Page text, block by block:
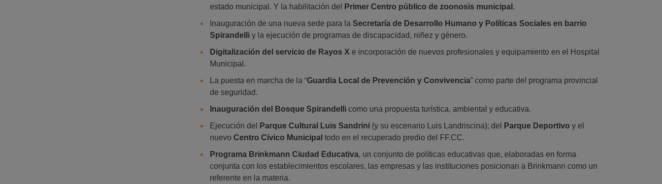
estado municipal. Y la habilitación del
Primer Centro público de zoonosis municipal .
Inauguración de una nueva sede para la Secretaría de Desarrollo Humano y Políticas Sociales en barrio
Spirandelli y la ejecución de programas de discapacidad, niñez y género.
Digitalización del servicio de Rayos X e incorporación de nuevos profesionales y equipamiento en el Hospital
Municipal.
La puesta en marcha de la “Guardia Local de Prevención y Convivencia” como parte del programa provincial
de seguridad.
Inauguración del Bosque Spirandelli como una propuesta turística, ambiental y educativa.
Ejecución del
Parque Cultural Luis Sandrini (y su escenario Luis Landriscina); del Parque Deportivo y el
nuevo Centro Cívico Municipal todo en el recuperado predio del FF.CC.
Programa Brinkmann Ciudad Educativa, un conjunto de políticas educativas que, elaboradas en forma
conjunta con los establecimientos escolares, las empresas y las instituciones posicionan a Brinkmann como un
referente en la materia.